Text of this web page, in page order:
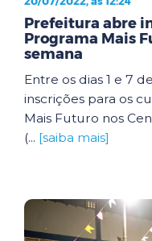
Prefeitura abre
Programa Mais
semana
Entre os dias 1 e 7
inscrições para os
Mais Futuro nos
(... [saiba mais]